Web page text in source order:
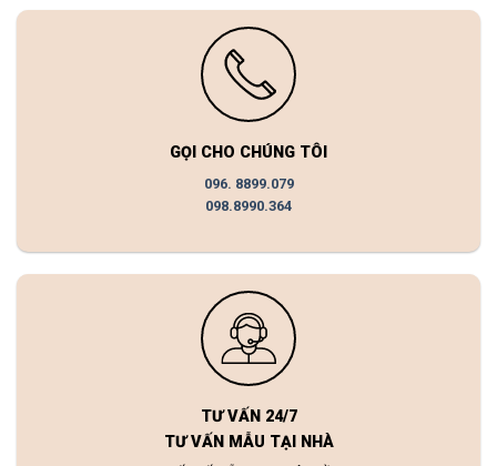
GỌI CHO CHÚNG TÔI
096. 8899.079
098.8990.364
TƯ VẤN 24/7
TƯ VẤN MẪU TẠI NHÀ